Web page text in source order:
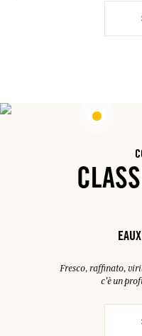
Fresco, raffinato,
c'è un